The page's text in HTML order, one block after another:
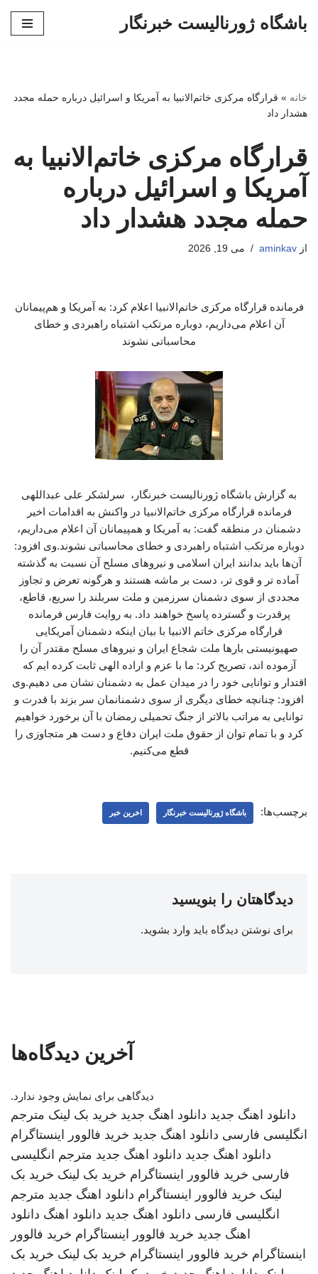
باشگاه ژورنالیست خبرنگار
خانه » قرارگاه مرکزی خاتم‌الانبیا به آمریکا و اسرائیل درباره حمله مجدد
هشدار داد
قرارگاه مرکزی خاتم‌الانبیا به
آمریکا و اسرائیل درباره
حمله مجدد هشدار داد
از aminkav می 19, 2026
فرمانده قرارگاه مرکزی خاتم‌الانبیا اعلام کرد: به آمریکا و هم‌پیمانان
آن اعلام می‌داریم، دوباره مرتکب اشتباه راهبردی و خطای
محاسباتی نشوند
به گزارش باشگاه ژورنالیست خبرنگار، سرلشکر علی عبداللهی
فرمانده قرارگاه مرکزی خاتم‌الانبیا در واکنش به اقدامات اخیر
دشمنان در منطقه گفت: به آمریکا و همپیمانان آن اعلام می‌داریم،
دوباره مرتکب اشتباه راهبردی و خطای محاسباتی نشوند.وی افزود:
آن‌ها باید بدانند ایران اسلامی و نیروهای مسلح آن نسبت به گذشته
آماده تر و قوی تر، دست بر ماشه هستند و هرگونه تعرض و تجاوز
مجددی از سوی دشمنان سرزمین و ملت سربلند را سریع، قاطع،
پرقدرت و گسترده پاسخ خواهند داد. به روایت فارس فرمانده
قرارگاه مرکزی خاتم الانبیا با بیان اینکه دشمنان آمریکایی
صهیونیستی بارها ملت شجاع ایران و نیروهای مسلح مقتدر آن را
آزموده اند، تصریح کرد: ما با عزم و اراده الهی ثابت کرده ایم که
اقتدار و توانایی خود را در میدان عمل به دشمنان نشان می دهیم.وی
افزود: چنانچه خطای دیگری از سوی دشمنانمان سر بزند با قدرت و
توانایی به مراتب بالاتر از جنگ تحمیلی رمضان با آن برخورد خواهیم
کرد و با تمام توان از حقوق ملت ایران دفاع و دست هر متجاوزی را
قطع می‌کنیم.
برچسب‌ها: باشگاه ژورنالیست خبرنگار اخرین خبر
دیدگاهتان را بنویسید
برای نوشتن دیدگاه باید وارد بشوید.
آخرین دیدگاه‌ها
دیدگاهی برای نمایش وجود ندارد.
دانلود اهنگ جدید دانلود اهنگ جدید خرید بک لینک مترجم
انگلیسی فارسی دانلود اهنگ جدید خرید فالوور اینستاگرام
دانلود اهنگ جدید دانلود اهنگ جدید مترجم انگلیسی
فارسی خرید فالوور اینستاگرام خرید بک لینک خرید بک
لینک خرید فالوور اینستاگرام دانلود اهنگ جدید مترجم
انگلیسی فارسی دانلود اهنگ جدید دانلود اهنگ دانلود
اهنگ جدید خرید فالوور اینستاگرام خرید فالوور
اینستاگرام خرید فالوور اینستاگرام خرید بک لینک خرید بک